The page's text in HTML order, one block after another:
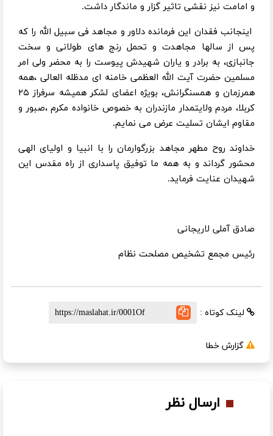
و امامت نیز نقشی تاثیر گزار و ماندگار داشت.
اینجانب فقدان این فرمانده دلاور و مجاهد فی سبیل الله را که
پس از سالها مجاهدت و تحمل رنج های طولانی و سخت
جانبازی، به برادر و یاران شهیدش پیوست را به محضر ولی امر
مسلمین حضرت آیت الله العظمی خامنه ای مدظله العالی ،همه
همرزمان و همسنگرانش، بویژه اعضای لشکر همیشه سرفراز ۲۵
کربلا، مردم ولایتمدار مازندران به خصوص خانواده مکرم ،صبور و
مقاوم ایشان تسلیت عرض می نمایم.
خداوند روح مطهر مجاهد بزرگوارمان را با انبیا و اولیای الهی
محشور گرداند و به همه ما توفیق پاسداری از راه مقدس این
شهیدان عنایت فرماید.
صادق آملی لاریجانی
رئیس مجمع تشخیص مصلحت نظام
لینک کوتاه :
گزارش خطا
ارسال نظر